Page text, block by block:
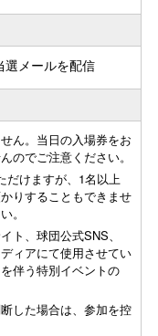
メールを配信
ん。当日の入場券をお
のでご注意ください。
だけますが、1名以上
りすることもできませ
。
ト、球団公式SNS、
ィアにて使用させてい
伴う特別イベントの
した場合は、参加を控